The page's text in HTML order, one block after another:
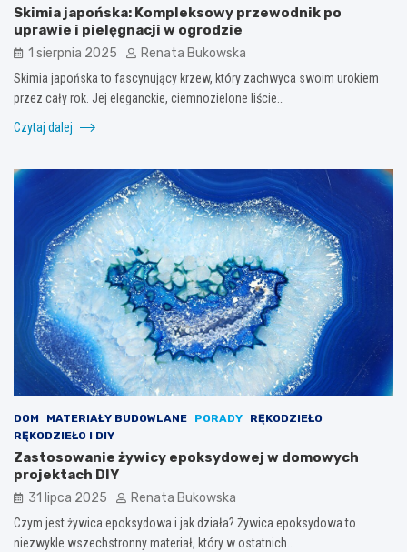
Skimia japońska: Kompleksowy przewodnik po
uprawie i pielęgnacji w ogrodzie
1 sierpnia 2025 Renata Bukowska
Skimia japońska to fascynujący krzew, który zachwyca swoim urokiem
przez cały rok. Jej eleganckie, ciemnozielone liście…
Czytaj dalej
DOM MATERIAŁY BUDOWLANE PORADY
RĘKODZIEŁO
RĘKODZIEŁO I DIY
Zastosowanie żywicy epoksydowej w domowych
projektach DIY
31 lipca 2025 Renata Bukowska
Czym jest żywica epoksydowa i jak działa? Żywica epoksydowa to
niezwykle wszechstronny materiał, który w ostatnich…